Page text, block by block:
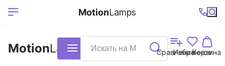
Ваш регион
Выберите ваш
+7 (495)740-
38-68
График
работы
MotionLamps Каталог Сравнение
Избранное
Корзина
MotionLamps